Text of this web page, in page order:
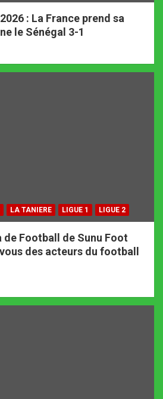
: La France prend sa
le Sénégal 3-1
LA TANIERE LIGUE 1 LIGUE 2
de Football de Sunu Foot
des acteurs du football